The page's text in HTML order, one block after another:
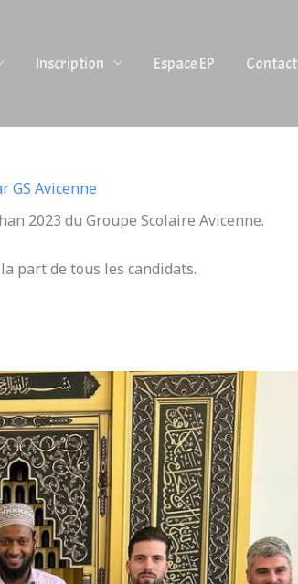
Inscription Espace EP Contact
GS Avicenne
2023 du Groupe Scolaire Avicenne.
part de tous les candidats.